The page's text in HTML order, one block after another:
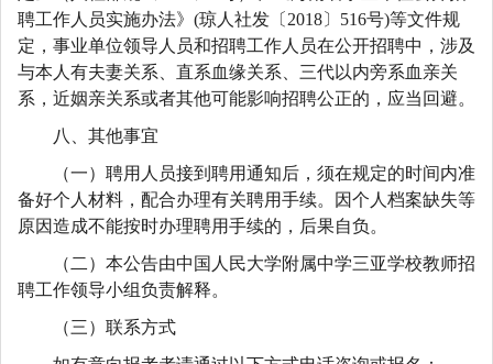
聘工作人员实施办法》(琼人社发〔2018〕516号)等文件规
定，事业单位领导人员和招聘工作人员在公开招聘中，涉及
与本人有夫妻关系、直系血缘关系、三代以内旁系血亲关
系，近姻亲关系或者其他可能影响招聘公正的，应当回避。
八、其他事宜
（一）聘用人员接到聘用通知后，须在规定的时间内准
备好个人材料，配合办理有关聘用手续。因个人档案缺失等
原因造成不能按时办理聘用手续的，后果自负。
（二）本公告由中国人民大学附属中学三亚学校教师招
聘工作领导小组负责解释。
（三）联系方式